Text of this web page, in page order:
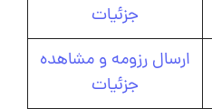
جزئیات
ارسال رزومه و مشاهده
جزئیات